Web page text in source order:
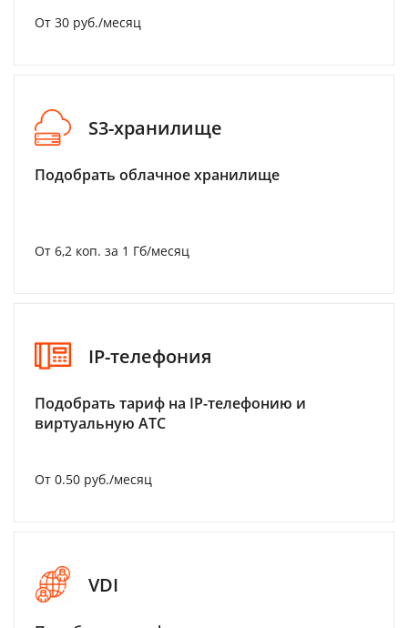
От 30 руб./месяц
S3-хранилище
Подобрать облачное хранилище
От 6,2 коп. за 1 Гб/месяц
IP-телефония
Подобрать тариф на IP-телефонию и
виртуальную АТС
От 0.50 руб./месяц
VDI